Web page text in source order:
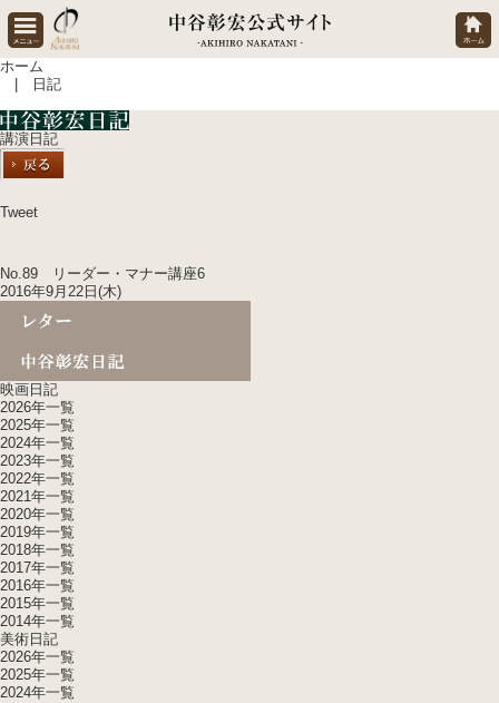
ホーム
| 日記
講演日記
Tweet
No.89 リーダー・マナー講座6
2016年9月22日(木)
映画日記
2026年一覧
2025年一覧
2024年一覧
2023年一覧
2022年一覧
2021年一覧
2020年一覧
2019年一覧
2018年一覧
2017年一覧
2016年一覧
2015年一覧
2014年一覧
美術日記
2026年一覧
2025年一覧
2024年一覧